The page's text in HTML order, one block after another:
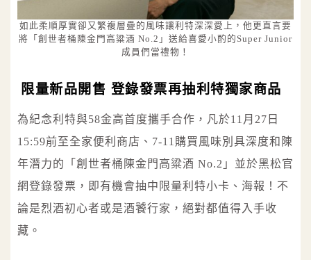
如此柔順厚實卻又繁複層疊的風味讓利特深深愛上，他更直言要
將「創世者桶陳金門高粱酒 No.2」送給喜愛小酌的Super Junior
成員們當禮物！
限量新品開售 登錄發票再抽利特獨家商品
為紀念利特與58金高首度攜手合作，凡於11月27日
15:59前至全家便利商店、7-11購買風味別具深度和陳
年潛力的「創世者桶陳金門高粱酒 No.2」並於黑松官
網登錄發票，即有機會抽中限量利特小卡、海報！不
論是烈酒初心者或是酒饕行家，絕對都值得入手收
藏。